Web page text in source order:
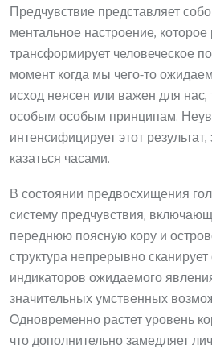
Предчувствие представляет
ментальное настроение,
трансформирует человеческое
момент когда мы чего-то
исход неясен или важен для нас,
особым особым принципам.
интенсифицирует этот
казаться часами.
В состоянии предвосхищения
систему предчувствия,
переднюю поясную кору и
структура непрерывно
индикаторов ожидаемого
значительных умственных
Одновременно растет уровень
что дополнительно замедляет